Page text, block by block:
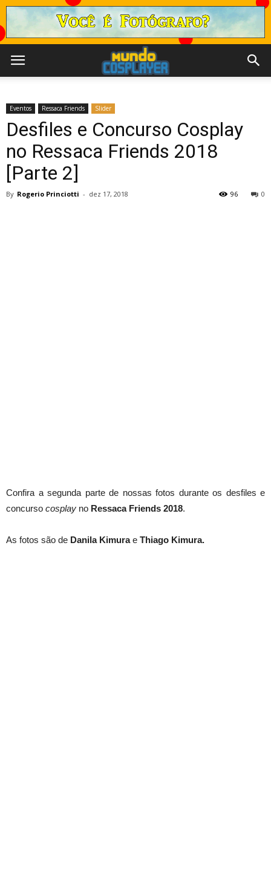
Eventos Ressaca Friends Slider
Desfiles e Concurso Cosplay
no Ressaca Friends 2018
[Parte 2]
By Rogerio Princiotti - dez 17, 2018 0
96
Confira a segunda parte de nossas fotos durante os desfiles e
concurso cosplay no Ressaca Friends 2018.
As fotos são de Danila Kimurae Thiago Kimura.